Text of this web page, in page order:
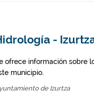
-
ofrece información sobre
municipio.
de Izurtza